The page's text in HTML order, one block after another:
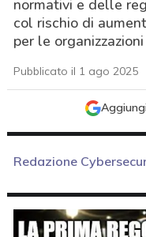
normativi e delle
col rischio di
per le organizzazioni
Pubblicato il 1 ago 2025
Redazione